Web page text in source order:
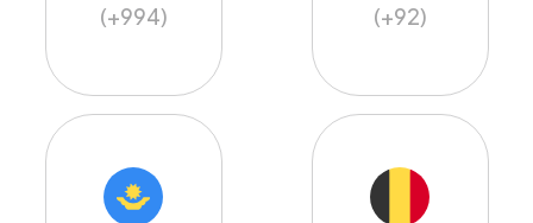
(+994)
(+92)